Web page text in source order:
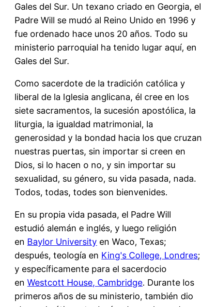
Gales del Sur. Un texano criado en Georgia, el
Padre Will se mudó al Reino Unido en 1996 y
fue ordenado hace unos 20 años. Todo su
ministerio parroquial ha tenido lugar aquí, en
Gales del Sur.
Como sacerdote de la tradición católica y
liberal de la Iglesia anglicana, él cree en los
siete sacramentos, la sucesión apostólica, la
liturgia, la igualdad matrimonial, la
generosidad y la bondad hacia los que cruzan
nuestras puertas, sin importar si creen en
Dios, si lo hacen o no, y sin importar su
sexualidad, su género, su vida pasada, nada.
Todos, todas, todes son bienvenides.
En su propia vida pasada, el Padre Will
estudió alemán e inglés, y luego religión
en Baylor University en Waco, Texas;
después, teología en King's College, Londres;
y específicamente para el sacerdocio
enWestcott House, Cambridge. Durante los
primeros años de su ministerio, también dio